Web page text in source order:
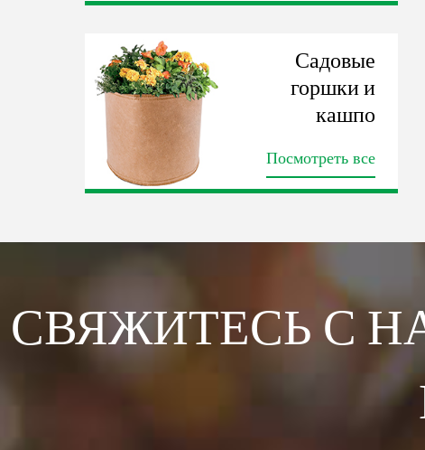
Садовые
горшки и
кашпо
Посмотреть все
СВЯЖИТЕСЬ С